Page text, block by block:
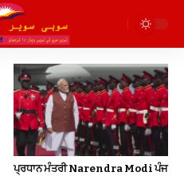
ਪ੍ਰਧਾਨ ਮੰਤਰੀ Narendra Modi ਪੰਜ